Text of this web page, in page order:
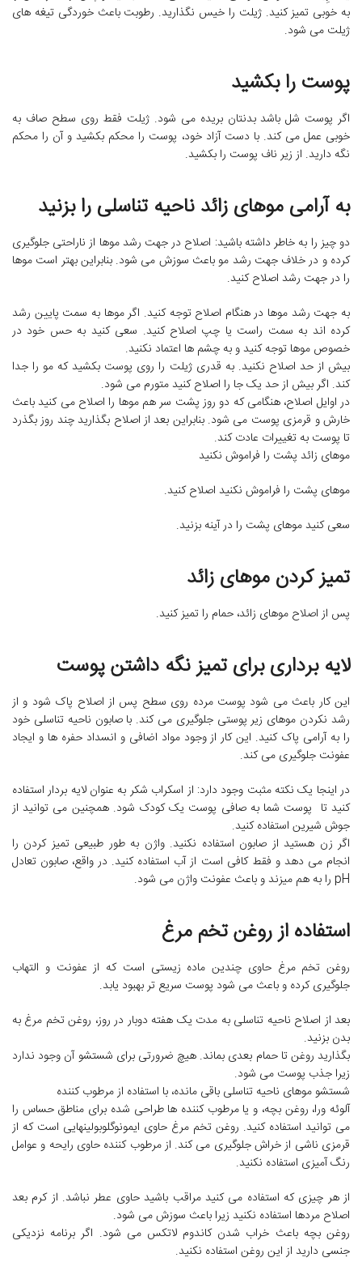
به خوبی تمیز کنید. ژیلت را خیس نگذارید. رطوبت باعث خوردگی تیغه های
ژیلت می شود.
پوست را بکشید
اگر پوست شل باشد بدنتان بریده می شود. ژیلت فقط روی سطح صاف به
خوبی عمل می کند. با دست آزاد خود، پوست را محکم بکشید و آن را محکم
نگه دارید. از زیر ناف پوست را بکشید.
به آرامی موهای زائد ناحیه تناسلی را بزنید
دو چیز را به خاطر داشته باشید: اصلاح در جهت رشد موها از ناراحتی جلوگیری
کرده و در خلاف جهت رشد مو باعث سوزش می شود. بنابراین بهتر است موها
را در جهت رشد اصلاح کنید.
به جهت رشد موها در هنگام اصلاح توجه کنید. اگر موها به سمت پایین رشد
کرده اند به سمت راست یا چپ اصلاح کنید. سعی کنید به حس خود در
خصوص موها توجه کنید و به چشم ها اعتماد نکنید.
بیش از حد اصلاح نکنید. به قدری ژیلت را روی پوست بکشید که مو را جدا
کند. اگر بیش از حد یک جا را اصلاح کنید متورم می شود.
در اوایل اصلاح، هنگامی که دو روز پشت سر هم موها را اصلاح می کنید باعث
خارش و قرمزی پوست می شود. بنابراین بعد از اصلاح بگذارید چند روز بگذرد
تا پوست به تغییرات عادت کند.
موهای زائد پشت را فراموش نکنید
موهای پشت را فراموش نکنید اصلاح کنید.
سعی کنید موهای پشت را در آینه بزنید.
تمیز کردن موهای زائد
پس از اصلاح موهای زائد، حمام را تمیز کنید.
لایه برداری برای تمیز نگه داشتن پوست
این کار باعث می شود پوست مرده روی سطح پس از اصلاح پاک شود و از
رشد نکردن موهای زیر پوستی جلوگیری می کند. با صابون ناحیه تناسلی خود
را به آرامی پاک کنید. این کار از وجود مواد اضافی و انسداد حفره ها و ایجاد
عفونت جلوگیری می کند.
در اینجا یک نکته مثبت وجود دارد: از اسکراب شکر به عنوان لایه بردار استفاده
کنید تا پوست شما به صافی پوست یک کودک شود. همچنین می توانید از
جوش شیرین استفاده کنید.
اگر زن هستید از صابون استفاده نکنید. واژن به طور طبیعی تمیز کردن را
انجام می دهد و فقط کافی است از آب استفاده کنید. در واقع، صابون تعادل
pH را به هم میزند و باعث عفونت واژن می شود.
استفاده از روغن تخم مرغ
روغن تخم مرغ حاوی چندین ماده زیستی است که از عفونت و التهاب
جلوگیری کرده و باعث می شود پوست سریع تر بهبود یابد.
بعد از اصلاح ناحیه تناسلی به مدت یک هفته دوبار در روز، روغن تخم مرغ به
بدن بزنید.
بگذارید روغن تا حمام بعدی بماند. هیچ ضرورتی برای شستشو آن وجود ندارد
زیرا جذب پوست می شود.
شستشو موهای ناحیه تناسلی باقی مانده، با استفاده از مرطوب کننده
آلوئه ورا، روغن بچه، و یا مرطوب کننده ها طراحی شده برای مناطق حساس را
می توانید استفاده کنید. روغن تخم مرغ حاوی ایمونوگلوبولینهایی است که از
قرمزی ناشی از خراش جلوگیری می کند. از مرطوب کننده حاوی رایحه و عوامل
رنگ آمیزی استفاده نکنید.
از هر چیزی که استفاده می کنید مراقب باشید حاوی عطر نباشد. از کرم بعد
اصلاح مردها استفاده نکنید زیرا باعث سوزش می شود.
روغن بچه باعث خراب شدن کاندوم لاتکس می شود. اگر برنامه نزدیکی
جنسی دارید از این روغن استفاده نکنید.